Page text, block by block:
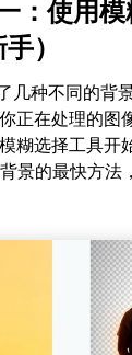
：使用
）
几种不同的背
正在处理的图
糊选择工具开
景的最快方法